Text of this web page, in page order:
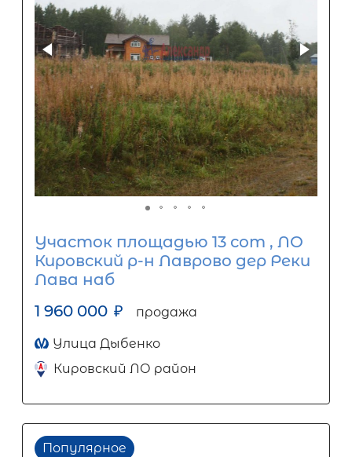
Участок площадью 13 сот , ЛО
Кировский р-н Лаврово дер Реки
Лава наб
1 960 000 ₽ продажа
Улица Дыбенко
Кировский ЛО район
Популярное